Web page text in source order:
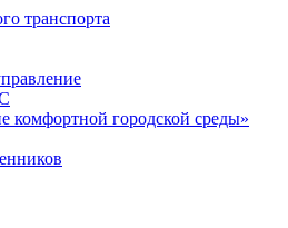
транспорта
городской среды»